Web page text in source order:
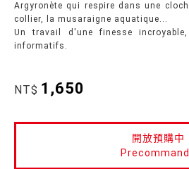
Argyronète qui respire dans une
collier, la musaraigne aquatique...
Un travail d'une finesse
informatifs.
NT$ 1,650
開放預購中